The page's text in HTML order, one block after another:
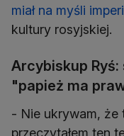
miał na myśli
kultury rosyjskiej.
Arcybiskup Ryś:
"papież ma
- Nie ukrywam, że
przeczytałem ten